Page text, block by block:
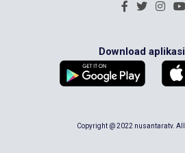
Download
Copyright @ 2022 nusantaratv.